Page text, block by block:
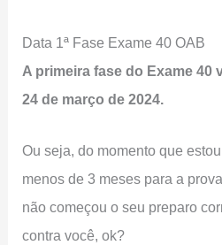
Data 1ª Fase Exame 40 OAB
A primeira fase do Exame 40
24 de março de 2024.
Ou seja, do momento que
menos de 3 meses para a
não começou o seu preparo
contra você, ok?